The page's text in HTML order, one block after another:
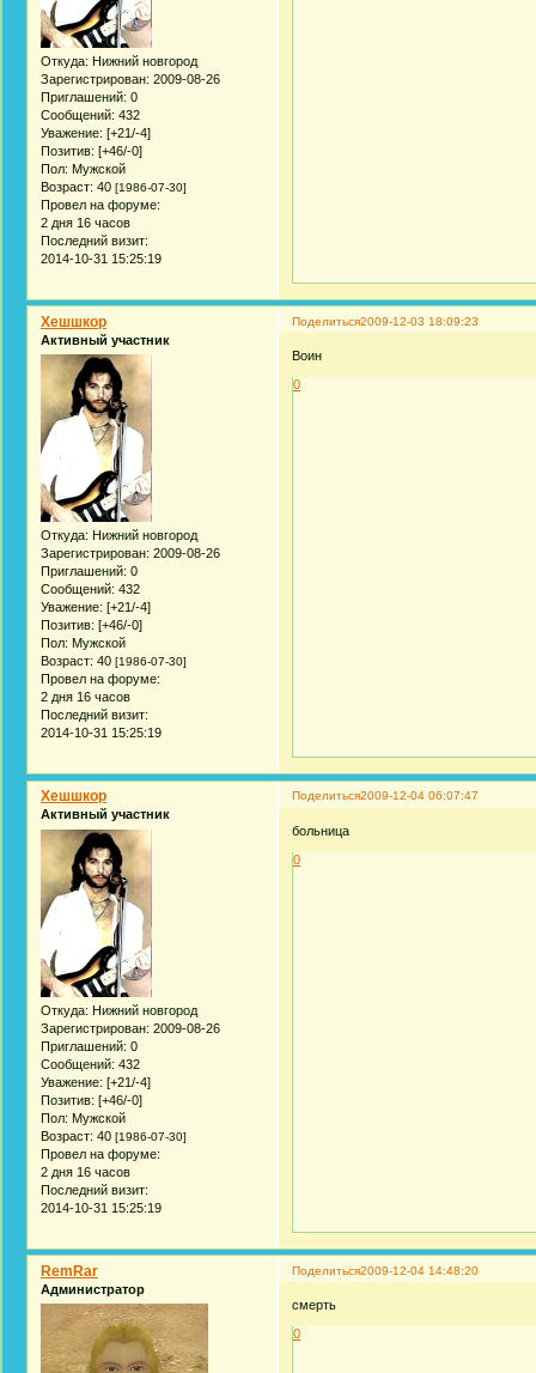
Откуда: Нижний новгород
Зарегистрирован: 2009-08-26
Приглашений: 0
Сообщений: 432
Уважение: [+21/-4]
Позитив: [+46/-0]
Пол: Мужской
Возраст: 40 [1986-07-30]
Провел на форуме:
2 дня 16 часов
Последний визит:
2014-10-31 15:25:19
Поделиться2009-12-03 18:09:23
Хешшкор
Активный участник
Откуда: Нижний новгород
Зарегистрирован: 2009-08-26
Приглашений: 0
Сообщений: 432
Уважение: [+21/-4]
Позитив: [+46/-0]
Пол: Мужской
Возраст: 40 [1986-07-30]
Провел на форуме:
2 дня 16 часов
Последний визит:
2014-10-31 15:25:19
Воин
0
Поделиться2009-12-04 06:07:47
Хешшкор
Активный участник
Откуда: Нижний новгород
Зарегистрирован: 2009-08-26
Приглашений: 0
Сообщений: 432
Уважение: [+21/-4]
Позитив: [+46/-0]
Пол: Мужской
Возраст: 40 [1986-07-30]
Провел на форуме:
2 дня 16 часов
Последний визит:
2014-10-31 15:25:19
больница
0
Поделиться2009-12-04 14:48:20
RemRar
Администратор
смерть
0